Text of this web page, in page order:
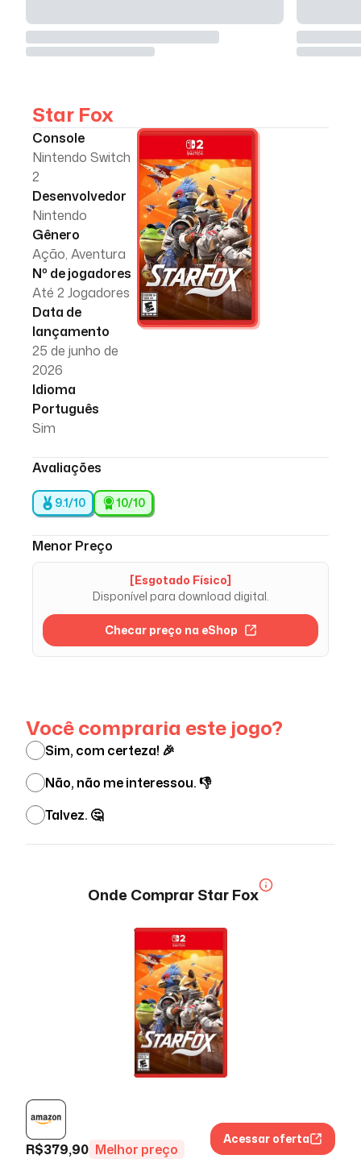
Star Fox
Console
Nintendo Switch
2
Desenvolvedor
Nintendo
Gênero
Ação, Aventura
Nº de jogadores
Até 2 Jogadores
Data de
lançamento
25 de junho de
2026
Idioma
Português
Sim
Avaliações
9.1/10 10/10
Menor Preço
[Esgotado Físico]
Disponível para download digital.
Checar preço na eShop
Você compraria este jogo?
Sim, com certeza! 🎉
Não, não me interessou. 👎
Talvez. 🤔
Onde ComprarStar Fox
R$379,90 Melhor preço
Acessar oferta